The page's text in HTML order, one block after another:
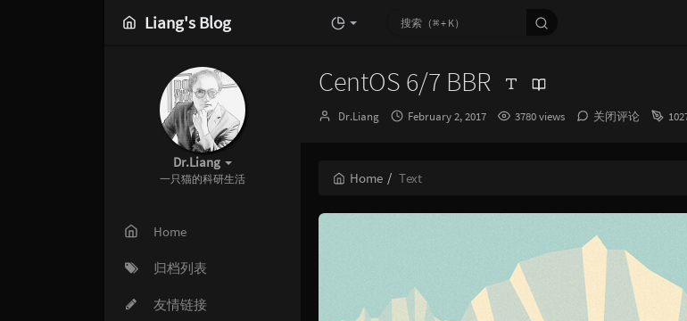
Liang's Blog
Dr.Liang
一只猫的科研生活
Home
归档列表
友情链接
CentOS 6/7 BBR
Author：
Dr.Liang
发
February 2, 2017 3780 views 关闭评论
Home Text